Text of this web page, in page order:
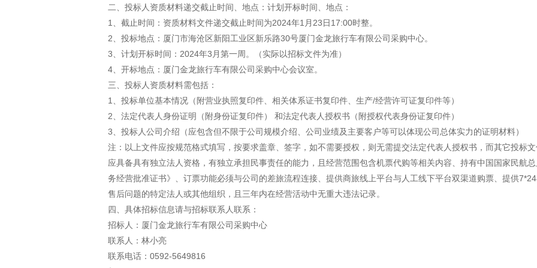
二、投标人资质材料递交截止时间、地点：计划开标时间、地点：
1、截止时间：资质材料文件递交截止时间为2024年1月23日17:00时整。
2、投标地点：厦门市海沧区新阳工业区新乐路30号厦门金龙旅行车有限公司采购中心。
3、计划开标时间：2024年3月第一周。（实际以招标文件为准）
4、开标地点：厦门金龙旅行车有限公司采购中心会议室。
三、投标人资质材料需包括：
1、投标单位基本情况（附营业执照复印件、相关体系证书复印件、生产/经营许可证复印件等）
2、法定代表人身份证明（附身份证复印件） 和法定代表人授权书（附授权代表身份证复印件）
3、投标人公司介绍（应包含但不限于公司规模介绍、公司业绩及主要客户等可以体现公司总体实力的证明材料）
注：以上文件应按规范格式填写，按要求盖章、签字，如不需要授权，则无需提交法定代表人授权书，而其它投标
应具备具有独立法人资格，有独立承担民事责任的能力，且经营范围包含机票代购等相关内容、持有中国国家民航
务经营批准证书》、订票功能必须与公司的差旅流程连接、提供商旅线上平台与人工线下平台双渠道购票、提供
售后问题的特定法人或其他组织，且三年内在经营活动中无重大违法记录。
四、具体招标信息请与招标联系人联系：
招标人：厦门金龙旅行车有限公司采购中心
联系人：林小亮
联系电话：0592-5649816